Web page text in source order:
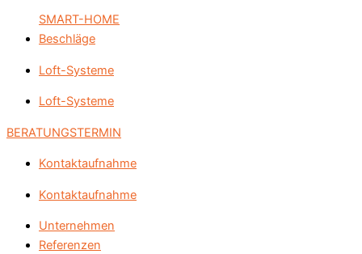
SMART-HOME
Beschläge
Loft-Systeme
Loft-Systeme
BERATUNGSTERMIN
Kontaktaufnahme
Kontaktaufnahme
Unternehmen
Referenzen